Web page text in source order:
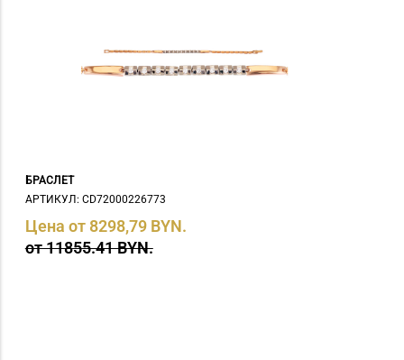
БРАСЛЕТ
АРТИКУЛ: СD72000226773
Цена от 8298,79 BYN.
от 11855.41 BYN.